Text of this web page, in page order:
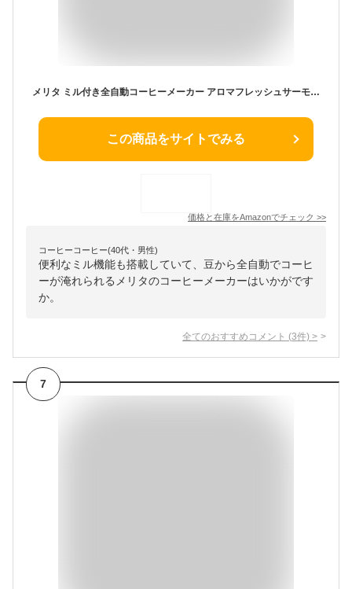
メリタ ミル付き全自動コーヒーメーカー アロマフレッシュサーモ 2~10杯用 ブラック AFT1021-1B
この商品をサイトでみる
価格と在庫をAmazonでチェック >>
コーヒーコーヒー(40代・男性)
便利なミル機能も搭載していて、豆から全自動でコーヒ
ーが淹れられるメリタのコーヒーメーカーはいかがです
か。
全てのおすすめコメント (3件) >
7